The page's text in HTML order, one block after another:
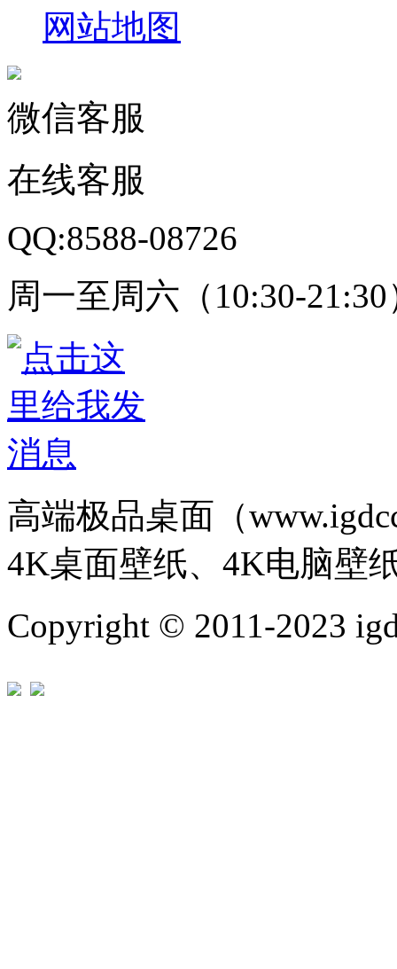
网站地图
微信客服
在线客服
QQ:8588-08726
周一至周六（10:30-21:30
高端极品桌面（
4K桌面壁纸、4K电脑壁
Copyright © 2011-2023